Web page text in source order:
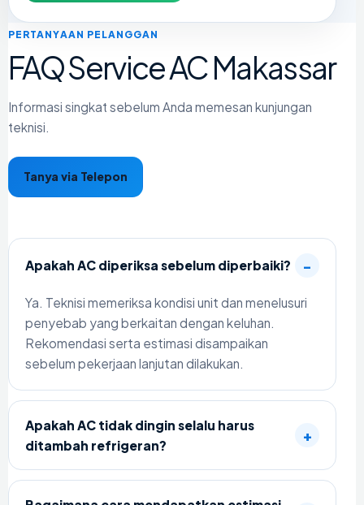
PERTANYAAN PELANGGAN
FAQ Service AC Makassar
Informasi singkat sebelum Anda memesan kunjungan
teknisi.
Tanya via Telepon
Apakah AC diperiksa sebelum diperbaiki?
Ya. Teknisi memeriksa kondisi unit dan menelusuri
penyebab yang berkaitan dengan keluhan.
Rekomendasi serta estimasi disampaikan
sebelum pekerjaan lanjutan dilakukan.
Apakah AC tidak dingin selalu harus
ditambah refrigeran?